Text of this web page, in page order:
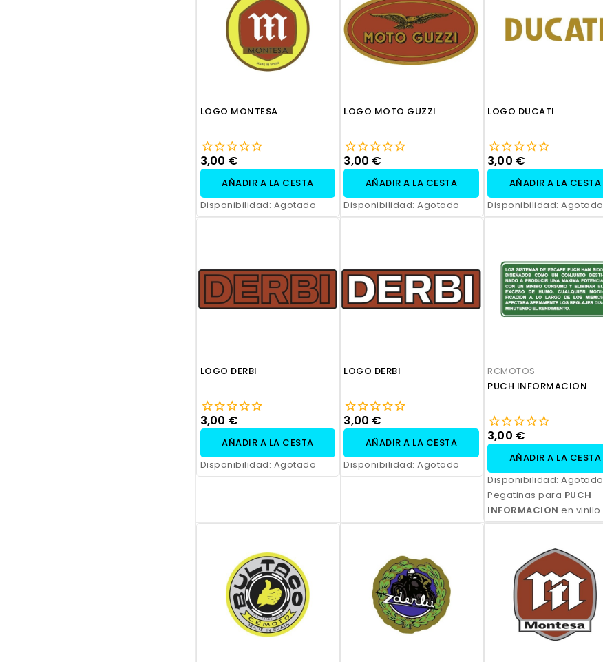
LOGO MONTESA
3,00 €
AÑADIR A LA CESTA
Disponibilidad: Agotado
LOGO MOTO GUZZI
3,00 €
AÑADIR A LA CESTA
Disponibilidad:Agotado
LOGO DUCATI
3,00 €
AÑADIR A LA CESTA
Disponibilidad:Agotado
LOGO DERBI
3,00 €
AÑADIR A LA CESTA
Disponibilidad: Agotado
LOGO DERBI
3,00 €
AÑADIR A LA CESTA
Disponibilidad:Agotado
RCMOTOS
PUCH INFORMACION
3,00 €
AÑADIR A LA CESTA
Disponibilidad:Agotado
Pegatinas para PUCH
INFORMACION en vinilo
polimérico laminado,
ecosolvente. Alta
resistencia, acabado
profesional y opción de
personalización.